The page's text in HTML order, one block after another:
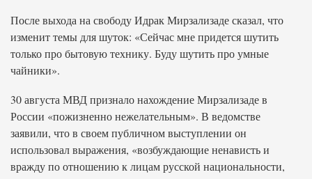
После выхода на свободу Идрак Мирзализаде сказал, что
изменит темы для шуток: «Сейчас мне придется шутить
только про бытовую технику. Буду шутить про умные
чайники».
30 августа МВД признало нахождение Мирзализаде в
России «пожизненно нежелательным». В ведомстве
заявили, что в своем публичном выступлении он
использовал выражения, «возбуждающие ненависть и
вражду по отношению к лицам русской национальности,